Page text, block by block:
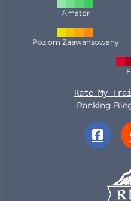
Amator
Poziom Zaawansowany
Rate My
Ranking